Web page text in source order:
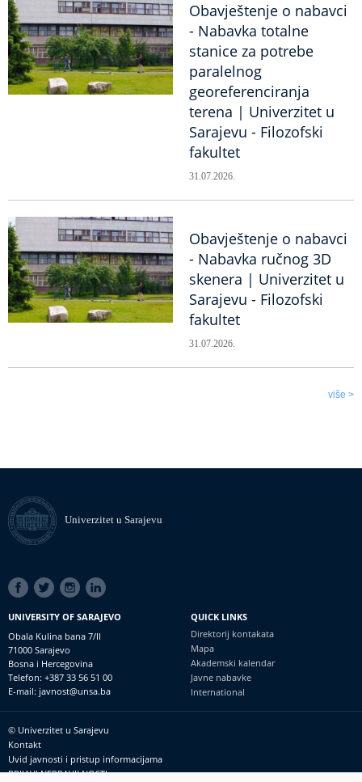
Obavještenje o nabavci
- Nabavka totalne
stanice za potrebe
paralelnog
georeferenciranja
terena | Univerzitet u
Sarajevu - Filozofski
fakultet
31.07.2026.
Obavještenje o nabavci
- Nabavka ručnog 3D
skenera | Univerzitet u
Sarajevu - Filozofski
fakultet
31.07.2026.
više >
Univerzitet u Sarajevu
SOCIAL
LINKS
UNIVERSITY OF SARAJEVO
Obala Kulina bana 7/II
71000 Sarajevo
Bosna i Hercegovina
Telefon: +387 33 56 51 00
E-mail: javnost@unsa.ba
QUICK LINKS
Direktorij kontakata
Mapa
Akademski kalendar
Javne nabavke
International
Footer
meni
© Univerzitet u Sarajevu
Kontakt
Uvid javnosti i pristup informacijama
PRIJAVI NEPRAVILNOSTI